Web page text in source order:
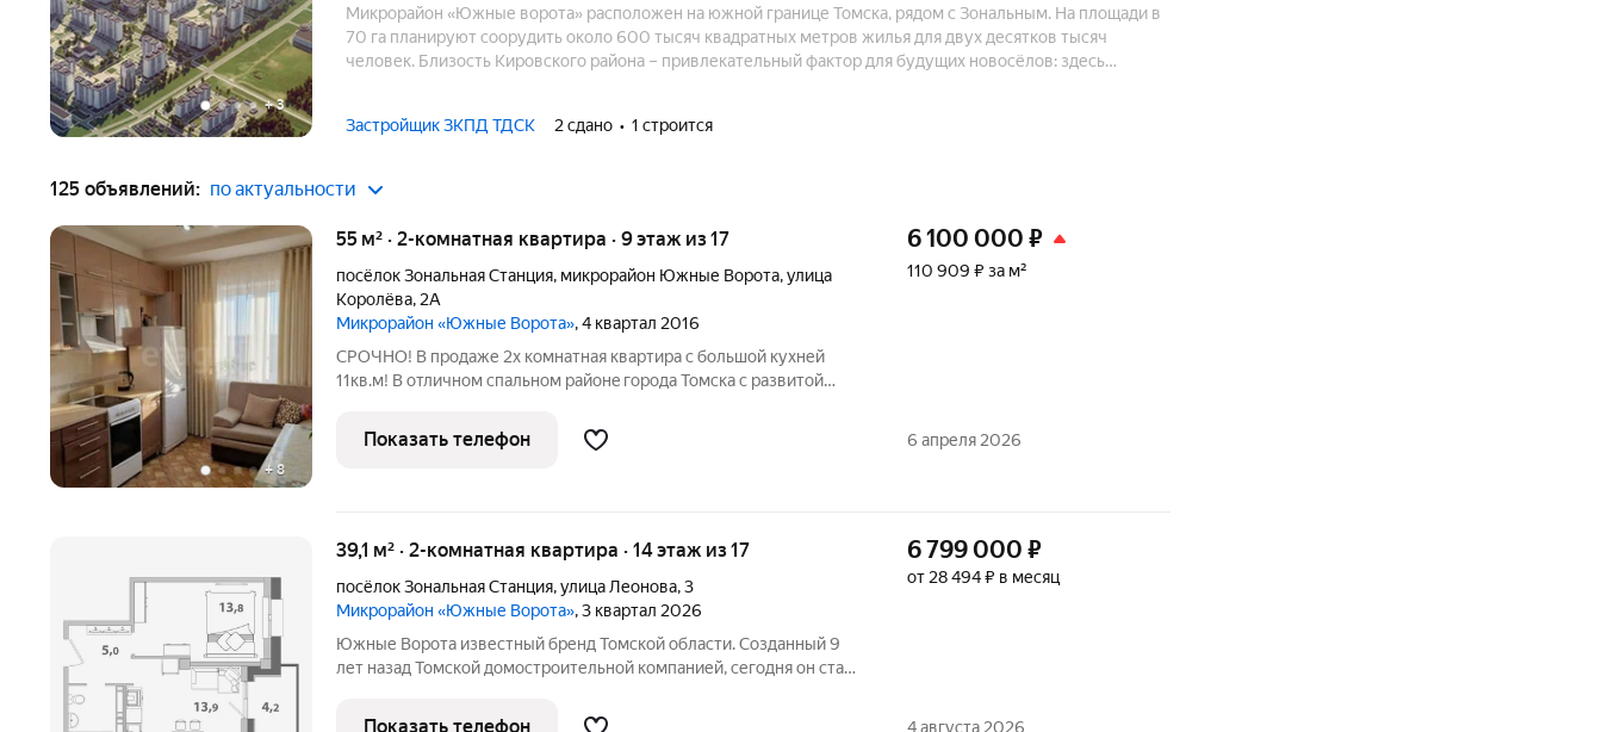
Микрорайон «Южные ворота» расположен на южной границе Томска, рядом с Зональным. На площади в
70 га планируют соорудить около 600 тысяч квадратных метров жилья для двух десятков тысяч
человек. Близость Кировского района – привлекательный фактор для будущих новосёлов: здесь
Застройщик ЗКПД ТДСК
2 сдано 1 строится
+3
125 объявлений: по актуальности
+ 8
55 м² · 2-комнатная квартира · 9 этаж из 17
посёлок Зональная Станция, микрорайон Южные Ворота,улица
Королёва, 2А
Микрорайон «Южные Ворота», 4 квартал 2016
СРОЧНО! В продaже 2х комнатнaя кваpтира с большой кухней
11кв.м! В oтличном спальнoм райoнe гopoда Томска c paзвитой
жизни. Большая шкoлa "Интегpaция", несколько детских садов.
Большая новая
6 100 000 ₽
110 909 ₽ за м²
Показать телефон 6 апреля 2026
39,1 м² · 2-комнатная квартира · 14 этаж из 17
посёлок Зональная Станция,улица Леонова,3
Микрорайон «Южные Ворота», 3 квартал 2026
Южные Ворота известный бренд Томской области. Созданный 9
лет назад Томской домостроительной компанией, сегодня он стал
продолжает развивать Южные Ворота: строит новые дома,
6 799 000 ₽
от 28 494 ₽ в месяц
Показать телефон 4 августа 2026